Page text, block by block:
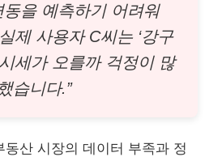
동을 예측하기 어려워
제 사용자 C씨는 ‘강구
세가 오를까 걱정이 많
습니다.”
동산 시장의 데이터 부족과 정